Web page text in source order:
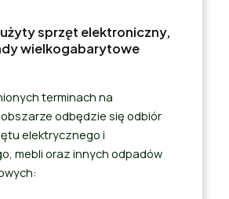
sprzęt elektroniczny,
wielkogabarytowe
terminach na
odbędzie się odbiór
elektrycznego i
mebli oraz innych odpadów